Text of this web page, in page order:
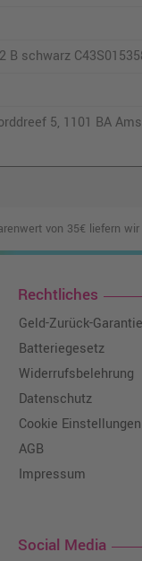
B schwarz
5, 1101 BA
von 35€ liefern
Rechtliches
Geld-Zurück-Garantie
Batteriegesetz
Widerrufsbelehrung
Datenschutz
Cookie Einstellungen
AGB
Impressum
Social Media